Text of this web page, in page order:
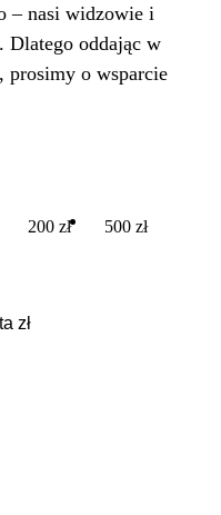
– nasi widzowie i
Dlatego oddając w
prosimy o wsparcie
200 zł 500 zł